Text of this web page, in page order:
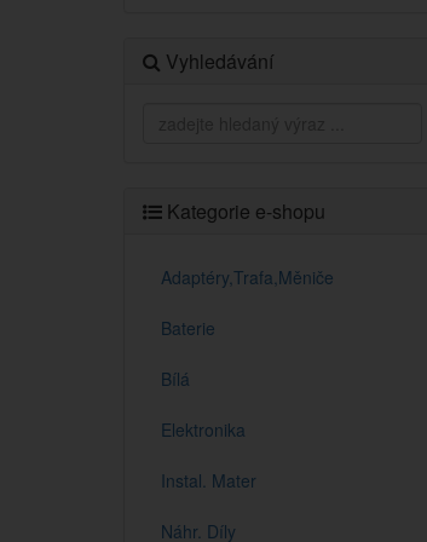
Vyhledávání
Kategorie e-shopu
Adaptéry,Trafa,Měniče
Baterie
Bílá
Elektronika
Instal. Mater
Náhr. Díly